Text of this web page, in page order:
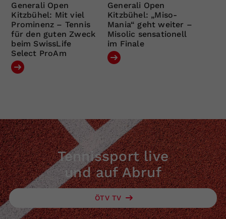
Generali Open
Kitzbühel: Mit viel
Prominenz – Tennis
für den guten Zweck
beim SwissLife
Select ProAm
Generali Open
Kitzbühel: „Miso-
Mania“ geht weiter –
Misolic sensationell
im Finale
Tennissport live
und auf Abruf
ÖTV TV